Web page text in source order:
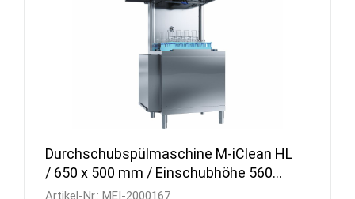
Durchschubspülmaschine M-iClean HL
/ 650 x 500 mm / Einschubhöhe 560
mm
Artikel-Nr.: MEI-2000167